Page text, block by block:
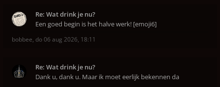
Re: Wat drink je nu?
Een goed begin is het halve werk! [emoji6]
bobbee, do 06 aug 2026, 18:11
Re: Wat drink je nu?
Dank u, dank u. Maar ik moet eerlijk bekennen da